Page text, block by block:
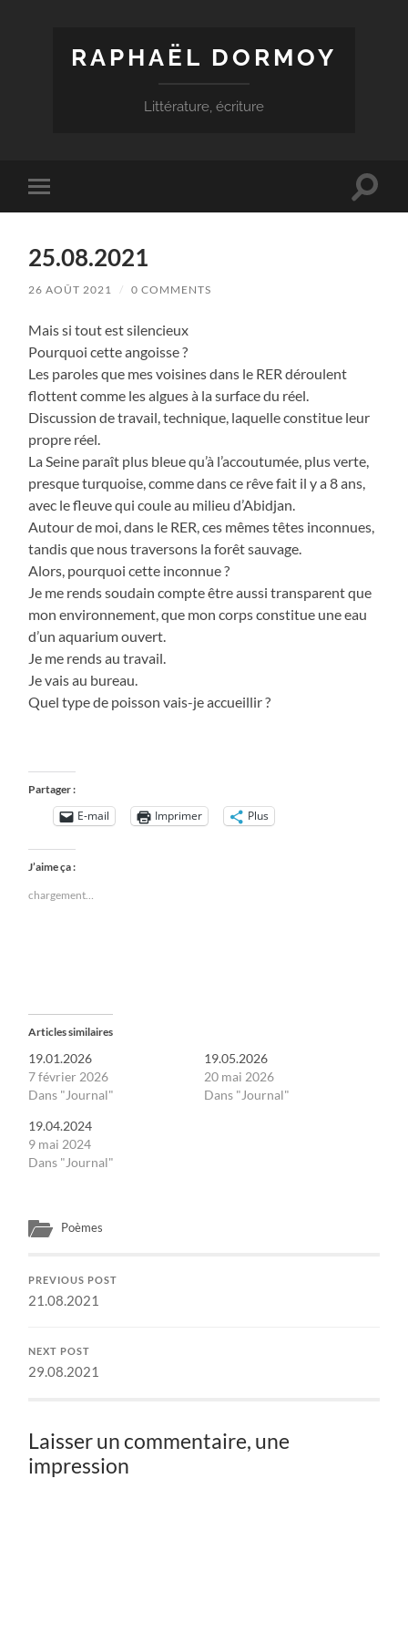
RAPHAËL DORMOY
Littérature, écriture
Toggle
mobile
Toggle
25.08.2021
26 AOÛT 2021 / 0 COMMENTS
Mais si tout est silencieux
Pourquoi cette angoisse ?
Les paroles que mes voisines dans le RER déroulent
flottent comme les algues à la surface du réel.
Discussion de travail, technique, laquelle constitue leur
propre réel.
La Seine paraît plus bleue qu’à l’accoutumée, plus verte,
presque turquoise, comme dans ce rêve fait il y a 8 ans,
avec le fleuve qui coule au milieu d’Abidjan.
Autour de moi, dans le RER, ces mêmes têtes inconnues,
tandis que nous traversons la forêt sauvage.
Alors, pourquoi cette inconnue ?
Je me rends soudain compte être aussi transparent que
mon environnement, que mon corps constitue une eau
d’un aquarium ouvert.
Je me rends au travail.
Je vais au bureau.
Quel type de poisson vais-je accueillir ?
Partager :
E-mail Imprimer Plus
J’aime ça :
chargement…
Articles similaires
19.01.2026
7 février 2026
Dans "Journal"
19.05.2026
20 mai 2026
Dans "Journal"
19.04.2024
9 mai 2024
Dans "Journal"
Poèmes
PREVIOUS POST
21.08.2021
NEXT POST
29.08.2021
Laisser un commentaire, une
impression